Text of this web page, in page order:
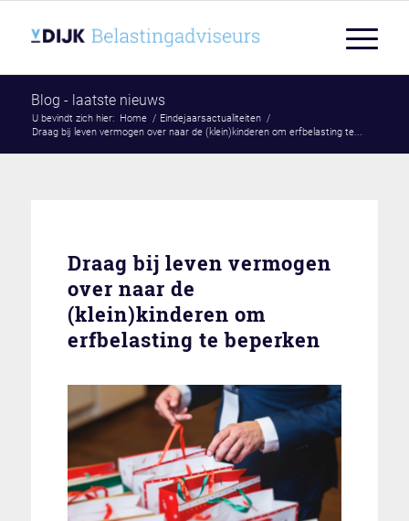
Blog - laatste nieuws
U bevindt zich hier: Home / Eindejaarsactualiteiten /
Draag bij leven vermogen over naar de (klein)kinderen om erfbelasting te...
Draag bij leven vermogen
over naar de
(klein)kinderen om
erfbelasting te beperken